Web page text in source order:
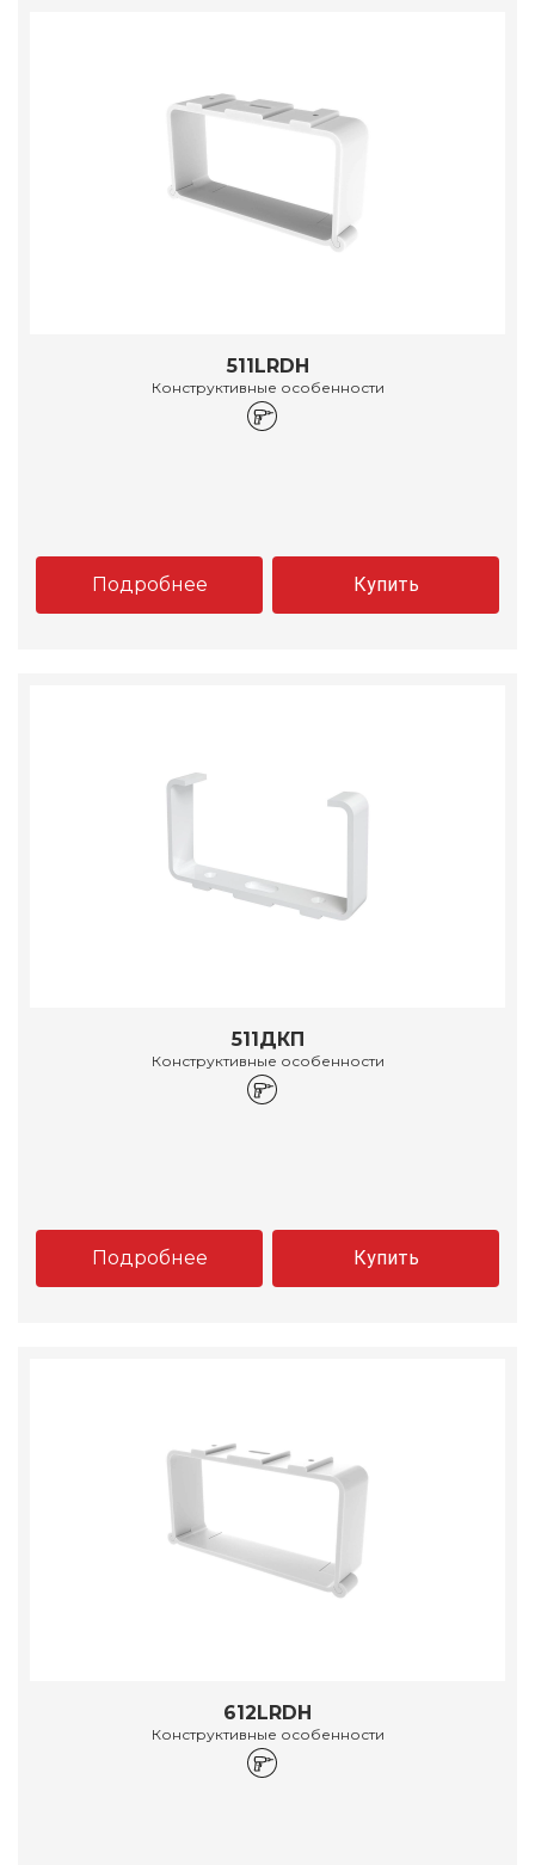
511LRDH
Конструктивные особенности
Подробнее Купить
511ДКП
Конструктивные особенности
Подробнее Купить
612LRDH
Конструктивные особенности